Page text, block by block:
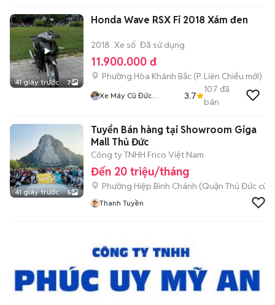
41 giây trước 7
Honda Wave RSX Fi 2018 Xám đen
2018 Xe số Đã sử dụng
11.900.000 đ
Phường Hòa Khánh Bắc (P. Liên Chiểu mới)
Xe Máy Cũ Đức
3.7
107 đã
bán
41 giây trước 5
Tuyển Bán hàng tại Showroom Giga
Mall Thủ Đức
Công ty TNHH Frico Việt Nam
Đến 20 triệu/tháng
Phường Hiệp Bình Chánh (Quận Thủ Đức cũ)
Thanh Tuyền